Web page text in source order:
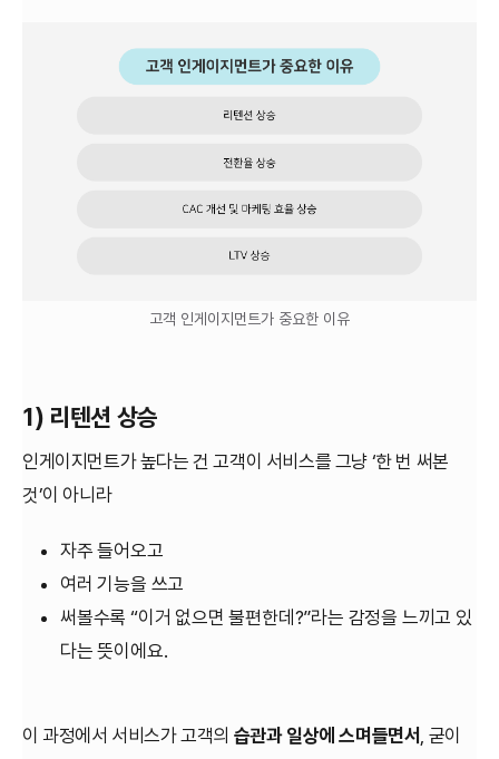
고객 인게이지먼트가 중요한 이유
1) 리텐션 상승
인게이지먼트가 높다는 건 고객이 서비스를 그냥 ‘한 번 써본
것’이 아니라
자주 들어오고
여러 기능을 쓰고
써볼수록 “이거 없으면 불편한데?”라는 감정을 느끼고 있
다는 뜻이에요.
이 과정에서 서비스가 고객의 습관과 일상에 스며들면서 , 굳이